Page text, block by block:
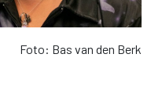
Foto: Bas van den Berk